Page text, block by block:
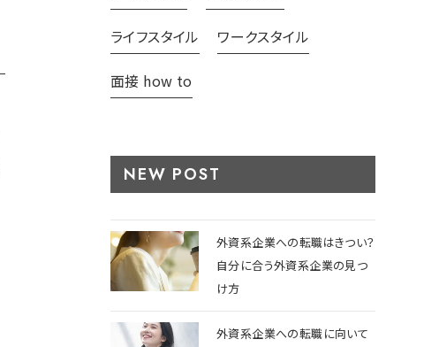
ライフスタイル ワークスタイル
面接 how to
NEW POST
外資系企業への転職はきつい？
自分に合う外資系企業の見つ
け方
外資系企業への転職に向いて